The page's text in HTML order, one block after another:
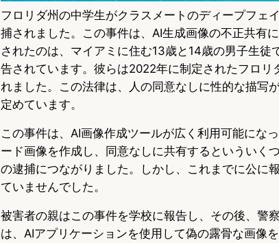
フロリダ州の中学生がクラスメートのディープフェ
捕されました。この事件は、AI生成画像の不正共有
されたのは、マイアミに住む13歳と14歳の男子生徒
告されています。彼らは2022年に制定されたフロリ
れました。この法律は、人の同意なしに性的な描写
定めています。
この事件は、AI画像作成ツールが広く利用可能にな
ード画像を作成し、同意なしに共有するといういく
の逮捕につながりました。しかし、これまでに公に
ていませんでした。
被害者の親はこの事件を学校に報告し、その後、警
は、AIアプリケーションを使用して偽の露骨な画像